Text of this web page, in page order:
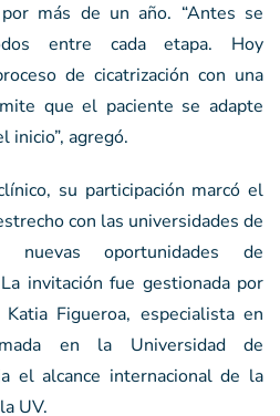
más de un año. “Antes se
entre cada etapa. Hoy
de cicatrización con una
que el paciente se adapte
inicio”, agregó.
su participación marcó el
con las universidades de
nuevas oportunidades de
invitación fue gestionada por
Figueroa, especialista en
en la Universidad de
el alcance internacional de la
UV.